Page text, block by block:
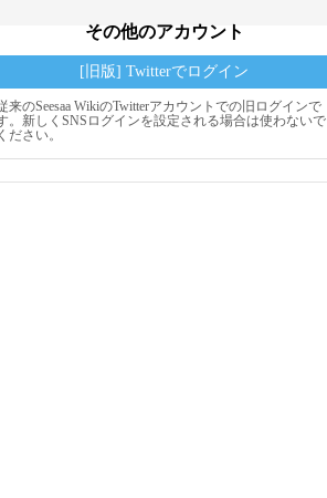
その他のアカウント
[旧版] Twitterでログイン
来のSeesaa WikiのTwitterアカウントでの旧ログインで
。新しくSNSログインを設定される場合は使わないで
ください。